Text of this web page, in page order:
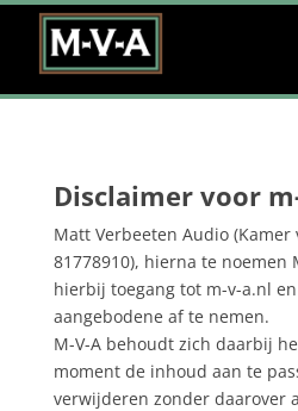
Disclaimer voor
Matt Verbeeten Audio (Kamer
81778910), hierna te noemen
hierbij toegang tot m-v-a.nl
aangebodene af te nemen.
M-V-A behoudt zich daarbij
moment de inhoud aan te
verwijderen zonder daarover